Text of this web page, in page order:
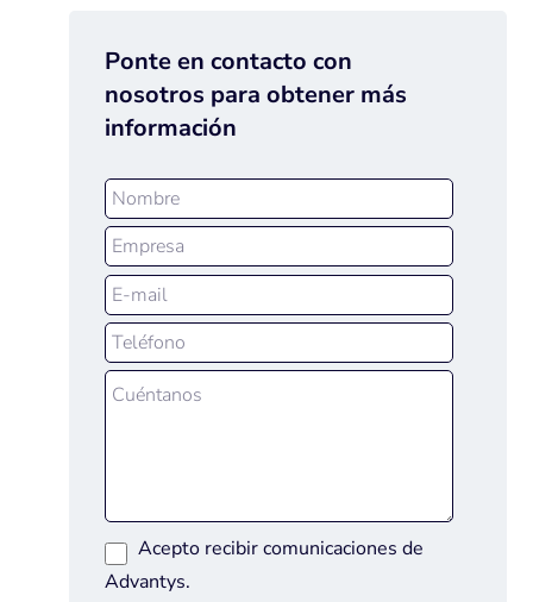
Ponte en contacto con
nosotros para obtener más
información
Acepto recibir comunicaciones de
Advantys.